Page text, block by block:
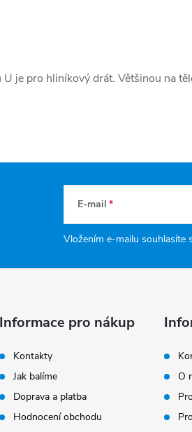
je pro hliníkový drát. Většinou na
E-mail
Vložením e-mailu souhlasíte s
Informace pro nákup
Kontakty
Jak balíme
Doprava a platba
Hodnocení obchodu
O